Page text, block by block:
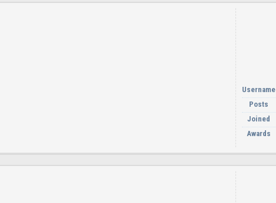
Username
Posts
Joined
Awards